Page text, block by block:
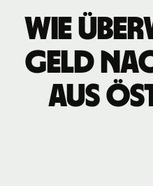
Wie
Geld
aus